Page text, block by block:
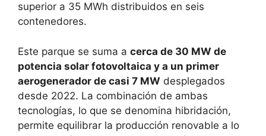
superior a 35 MWh distribuidos en seis
contenedores.
Este parque se suma a cerca de 30 MW de
potencia solar fotovoltaica y a un primer
aerogenerador de casi 7 MW desplegados
desde 2022. La combinación de ambas
tecnologías, lo que se denomina hibridación,
permite equilibrar la producción renovable a lo